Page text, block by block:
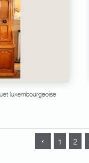
luxembourgeoise
1 2